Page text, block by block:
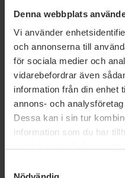
Denna webbplats
Vi använder
och annonserna till
för sociala medier och
vidarebefordrar även
information från din enhet
annons- och
Dessa kan i sin tur
information som du har
OBS! Se mejl fredag den
byta av lokal!
Tid kommer att avsättas
Se vidare information i
Mötet börjar kl. 11.00 och